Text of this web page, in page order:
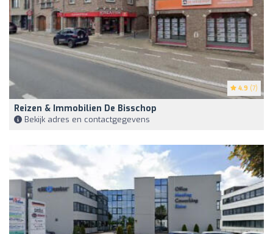
4.9 (7)
Reizen & Immobilien De Bisschop
Bekijk adres en contactgegevens